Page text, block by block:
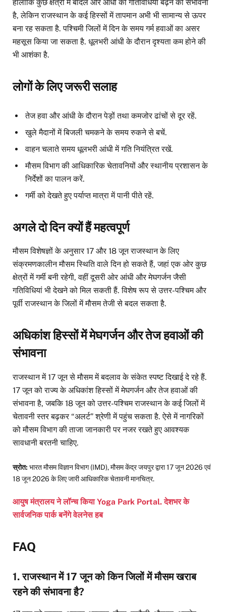
हालांकि कुछ क्षेत्रों में बादल और आंधी की गतिविधियां बढ़ने की संभावना
है, लेकिन राजस्थान के कई हिस्सों में तापमान अभी भी सामान्य से ऊपर
बना रह सकता है. पश्चिमी जिलों में दिन के समय गर्म हवाओं का असर
महसूस किया जा सकता है. धूलभरी आंधी के दौरान दृश्यता कम होने की
भी आशंका है.
लोगों के लिए जरूरी सलाह
तेज हवा और आंधी के दौरान पेड़ों तथा कमजोर ढांचों से दूर रहें.
खुले मैदानों में बिजली चमकने के समय रुकने से बचें.
वाहन चलाते समय धूलभरी आंधी में गति नियंत्रित रखें.
मौसम विभाग की आधिकारिक चेतावनियों और स्थानीय प्रशासन के
निर्देशों का पालन करें.
गर्मी को देखते हुए पर्याप्त मात्रा में पानी पीते रहें.
अगले दो दिन क्यों हैं महत्वपूर्ण
मौसम विशेषज्ञों के अनुसार 17 और 18 जून राजस्थान के लिए
संक्रमणकालीन मौसम स्थिति वाले दिन हो सकते हैं, जहां एक ओर कुछ
क्षेत्रों में गर्मी बनी रहेगी, वहीं दूसरी ओर आंधी और मेघगर्जन जैसी
गतिविधियां भी देखने को मिल सकती हैं. विशेष रूप से उत्तर-पश्चिम और
पूर्वी राजस्थान के जिलों में मौसम तेजी से बदल सकता है.
अधिकांश हिस्सों में मेघगर्जन और तेज हवाओं की
संभावना
राजस्थान में 17 जून से मौसम में बदलाव के संकेत स्पष्ट दिखाई दे रहे हैं.
17 जून को राज्य के अधिकांश हिस्सों में मेघगर्जन और तेज हवाओं की
संभावना है, जबकि 18 जून को उत्तर-पश्चिम राजस्थान के कई जिलों में
चेतावनी स्तर बढ़कर “अलर्ट” श्रेणी में पहुंच सकता है. ऐसे में नागरिकों
को मौसम विभाग की ताजा जानकारी पर नजर रखते हुए आवश्यक
सावधानी बरतनी चाहिए.
स्रोत: भारत मौसम विज्ञान विभाग (IMD), मौसम केंद्र जयपुर द्वारा 17 जून 2026 एवं
18 जून 2026 के लिए जारी आधिकारिक चेतावनी मानचित्र.
आयुष मंत्रालय ने लॉन्च किया Yoga Park Portal. देशभर के
सार्वजनिक पार्क बनेंगे वेलनेस हब
FAQ
1. राजस्थान में 17 जून को किन जिलों में मौसम खराब
रहने की संभावना है?